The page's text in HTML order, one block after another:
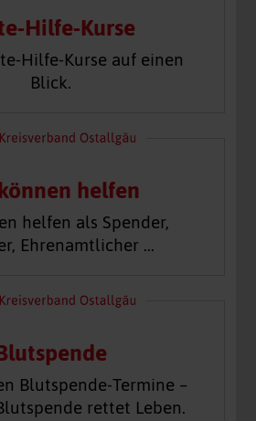
Hilfe-Kurse
Hilfe-Kurse auf einen
Blick.
helfen
helfen als Spender,
Ehrenamtlicher …
Blutspende-Termine –
rettet Leben.